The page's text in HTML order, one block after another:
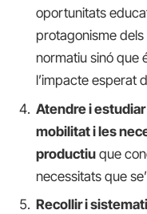
oportunitats
protagonisme
normatiu sinó que
l’impacte esperat
Atendre i
mobilitat i les
productiu que
necessitats que
Recollir i